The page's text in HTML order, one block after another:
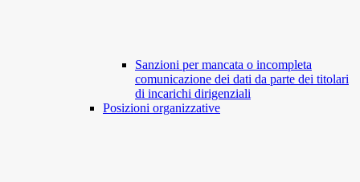
Sanzioni per mancata o incompleta
comunicazione dei dati da parte dei titolari
di incarichi dirigenziali
Posizioni organizzative